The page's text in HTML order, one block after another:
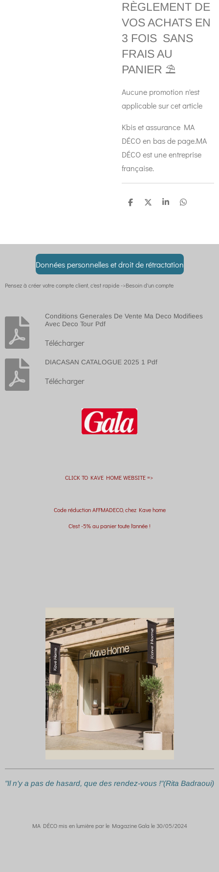
RÈGLEMENT DE
VOS ACHATS EN
3 FOIS SANS
FRAIS AU
PANIER ⛱️
Aucune promotion n'est
applicable sur cet article
Kbis et assurance MA
DÉCO en bas de page.MA
DÉCO est une entreprise
française.
P
g
e
P
g
e
P
g
e
P
g
r
Données personnelles et droit de rétractation
Pensez à créer votre compte client, c'est rapide ->Besoin d'un compte
Conditions Generales De Vente Ma Deco Modifiees
Avec Deco Tour Pdf
Télécharger
DIACASAN CATALOGUE 2025 1 Pdf
Télécharger
CLICK TO KAVE HOME WEBSITE =>
Code réduction AFFMADECO, chez Kave home
C'est -5% au panier toute l'année !
"Il n'y a pas de hasard, que des rendez-vous !"(Rita Badraoui)
MA DÉCO mis en lumière par le Magazine Gala le 30/05/2024